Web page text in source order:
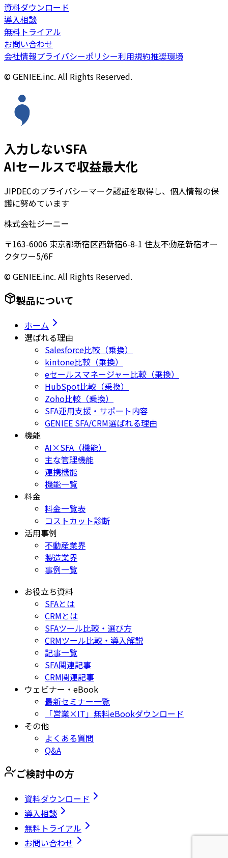
資料ダウンロード
導入相談
無料トライアル
お問い合わせ
会社情報プライバシーポリシー利用規約推奨環境
© GENIEE.inc. All Rights Reserved.
入力しないSFA
AIセールスで収益最大化
JIPDECのプライバシーマーク認証を取得し、個人情報の保
護に努めています
株式会社ジーニー
〒163-6006 東京都新宿区西新宿6-8-1 住友不動産新宿オー
クタワー5/6F
© GENIEE.inc. All Rights Reserved.
製品について
ホーム
選ばれる理由
Salesforce比較（乗換）
kintone比較（乗換）
eセールスマネージャー比較（乗換）
HubSpot比較（乗換）
Zoho比較（乗換）
SFA運用支援・サポート内容
GENIEE SFA/CRM選ばれる理由
機能
AI×SFA（機能）
主な管理機能
連携機能
機能一覧
料金
料金一覧表
コストカット診断
活用事例
不動産業界
製造業界
事例一覧
お役立ち資料
SFAとは
CRMとは
SFAツール比較・選び方
CRMツール比較・導入解説
記事一覧
SFA関連記事
CRM関連記事
ウェビナー・eBook
最新セミナー一覧
「営業×IT」無料eBookダウンロード
その他
よくある質問
Q&A
ご検討中の方
資料ダウンロード
導入相談
無料トライアル
お問い合わせ